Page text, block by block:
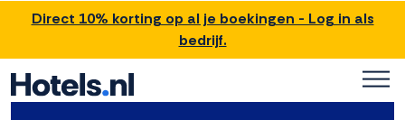
Direct 10% korting op al je boekingen - Log in als
bedrijf.